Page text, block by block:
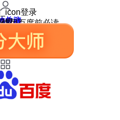
登录
关注
收藏
中心
反馈
置用百度前必读